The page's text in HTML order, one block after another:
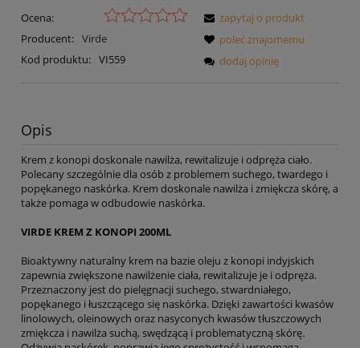
Ocena:
Producent: Virde
Kod produktu: VI559
zapytaj o produkt
poleć znajomemu
dodaj opinię
Opis
Krem z konopi doskonale nawilża, rewitalizuje i odpręża ciało.
Polecany szczególnie dla osób z problemem suchego, twardego i
popękanego naskórka. Krem doskonale nawilża i zmiękcza skórę, a
także pomaga w odbudowie naskórka.
VIRDE KREM Z KONOPI 200ML
Bioaktywny naturalny krem na bazie oleju z konopi indyjskich
zapewnia zwiększone nawilżenie ciała, rewitalizuje je i odpręża.
Przeznaczony jest do pielęgnacji suchego, stwardniałego,
popękanego i łuszczącego się naskórka. Dzięki zawartości kwasów
linolowych, oleinowych oraz nasyconych kwasów tłuszczowych
zmiękcza i nawilża suchą, swędzącą i problematyczną skórę.